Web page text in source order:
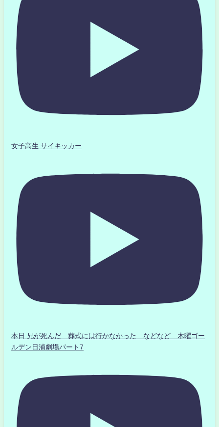
女子高生 サイキッカー
本日 兄が死んだ 葬式には行かなかった などなど 木曜ゴー
ルデン日浦劇場パート7